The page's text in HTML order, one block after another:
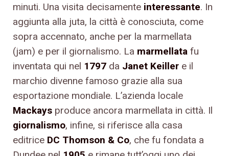
minuti. Una visita decisamente interessante. In
aggiunta alla juta, la città è conosciuta, come
sopra accennato, anche per la marmellata
(jam) e per il giornalismo. La marmellata fu
inventata qui nel 1797 da Janet Keiller e il
marchio divenne famoso grazie alla sua
esportazione mondiale. L’azienda locale
Mackays produce ancora marmellata in città. Il
giornalismo, infine, si riferisce alla casa
editrice DC Thomson & Co, che fu fondata a